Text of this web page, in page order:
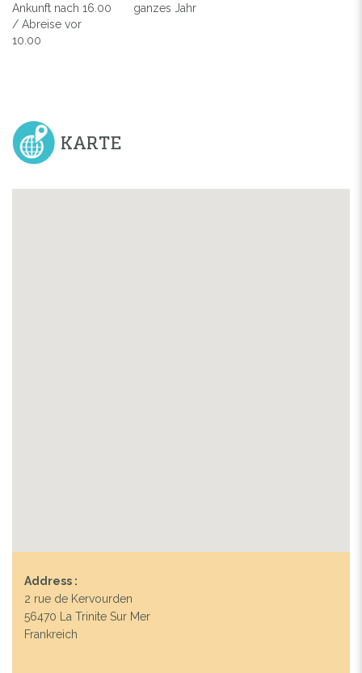
Ankunft nach 16.00
/ Abreise vor
10.00
ganzes Jahr
KARTE
Address :
2 rue de Kervourden
56470 La Trinite Sur Mer
Frankreich